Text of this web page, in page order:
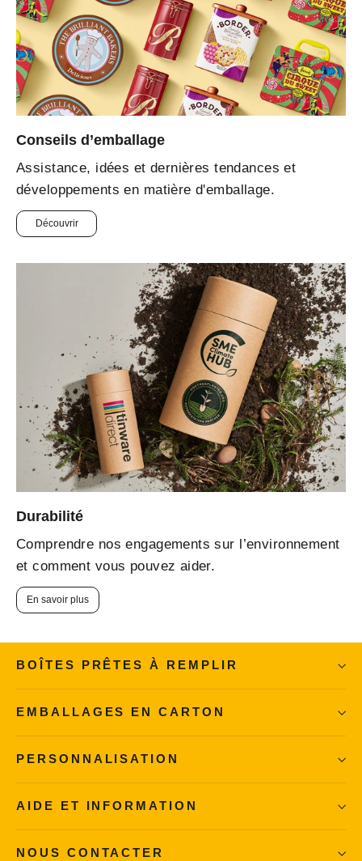
Conseils d’emballage
Assistance, idées et dernières tendances et
développements en matière d'emballage.
Découvrir
Durabilité
Comprendre nos engagements sur l’environnement
et comment vous pouvez aider.
En savoir plus
BOÎTES PRÊTES À REMPLIR
EMBALLAGES EN CARTON
PERSONNALISATION
AIDE ET INFORMATION
NOUS CONTACTER